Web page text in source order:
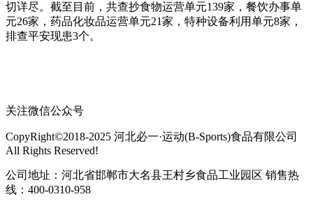
切详尽。截至目前，共查抄食物运营单元139家，餐饮办事单
元26家，药品化妆品运营单元21家，特种设备利用单元8家，
排查平安现患3个。
关注微信公众号
CopyRight©2018-2025 河北必一·运动(B-Sports)食品有限公司
All Rights Reserved!
公司地址：河北省邯郸市大名县王村乡食品工业园区 销售热
线：400-0310-958